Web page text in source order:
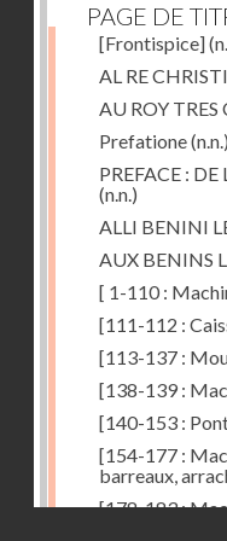
PAGE DE
[Frontispice]
AL RE
AU ROY
Prefatione(n.n.)
PREFACE :
(n.n.)
ALLI BENINI
AUX BENINS
[ 1-110 :
[111-112 :
[113-137 :
[138-139 :
[140-153 :
[154-177 :
barreaux,
[178-183 :